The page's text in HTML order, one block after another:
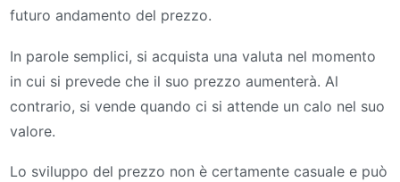
futuro andamento del prezzo.
In parole semplici, si acquista una valuta nel momento
in cui si prevede che il suo prezzo aumenterà. Al
contrario, si vende quando ci si attende un calo nel suo
valore.
Lo sviluppo del prezzo non è certamente casuale e può